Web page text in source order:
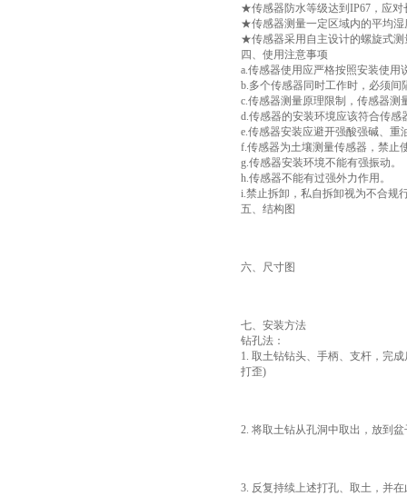
★传感器防水等级达到IP67，应对
★传感器测量一定区域内的平均
★传感器采用自主设计的螺旋式
四、使用注意事项
a.传感器使用应严格按照安装使用
b.多个传感器同时工作时，必须间
c.传感器测量原理限制，传感器
d.传感器的安装环境应该符合传
e.传感器安装应避开强酸强碱、重
f.传感器为土壤测量传感器，禁止
g.传感器安装环境不能有强振动。
h.传感器不能有过强外力作用。
i.禁止拆卸，私自拆卸视为不合规
五、结构图
六、尺寸图
七、安装方法
钻孔法：
1. 取土钻钻头、手柄、支杆，完
打歪)
2. 将取土钻从孔洞中取出，放到
3. 反复持续上述打孔、取土，并